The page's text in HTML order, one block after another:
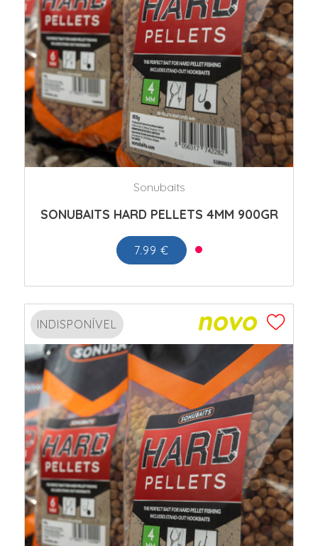
Sonubaits
SONUBAITS HARD PELLETS 4MM 900GR
7.99 €
INDISPONÍVEL